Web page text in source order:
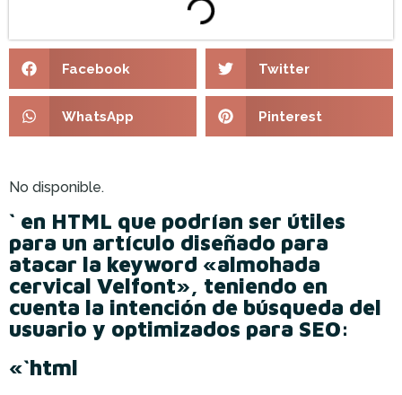
Facebook Twitter
WhatsApp Pinterest
No disponible.
` en HTML que podrían ser útiles
para un artículo diseñado para
atacar la keyword «almohada
cervical Velfont», teniendo en
cuenta la intención de búsqueda del
usuario y optimizados para SEO:
«`html